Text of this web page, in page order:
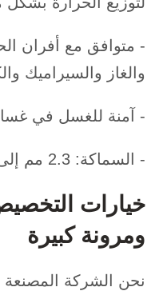
- متوافق مع أفران
والغاز والسيراميك
- آمنة للغسل في
- السماكة: 2.3 مم إلى 3 مم
خيارات
ومرونة كبيرة
نحن الشركة المصنعة